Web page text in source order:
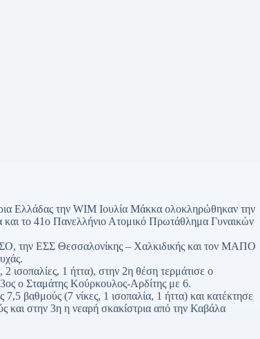
Ελλάδας την WIM Ιουλία Μάκκα ολοκληρώθηκαν την
το 41ο Πανελλήνιο Ατομικό Πρωτάθλημα Γυναικών
την ΕΣΣ Θεσσαλονίκης – Χαλκιδικής και τον ΜΑΠΟ
1 ήττα), στην 2η θέση τερμάτισε ο
ο Σταμάτης Κούρκουλος-Αρδίτης με 6.
βαθμούς (7 νίκες, 1 ισοπαλία, 1 ήττα) και κατέκτησε
και στην 3η η νεαρή σκακίστρια από την Καβάλα